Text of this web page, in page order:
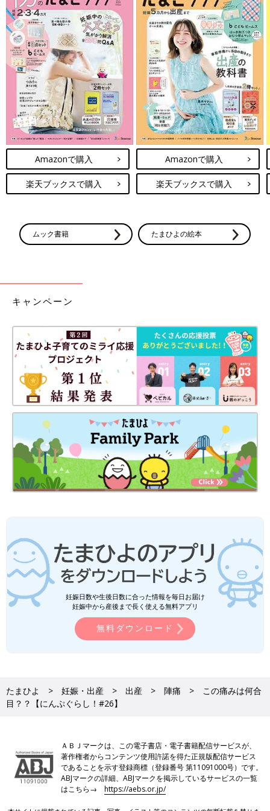
Amazonで購入
楽天ブックスで購入
Amazonで購入
楽天ブックスで購入
ムック書籍 たまひよの絵本
キャンペーン
妊娠日数や生後日数に合った情報を毎日お届け
妊娠中から産後まで長く使える無料アプリ
無料ダウンロード
たまひよ 妊娠・出産 出産 陣痛
この痛みは何合
目？？【にんぷぐらし！#26】
ＡＢＪマークは、この電子書店・電子書籍配信サービスが、
著作権者からコンテンツ使用許諾を得た正規版配信サービス
であることを示す登録商標（登録番号 第11091000号）です。
ABJマークの詳細、ABJマークを掲示しているサービスの一覧
はこちら→https://aebs.or.jp/